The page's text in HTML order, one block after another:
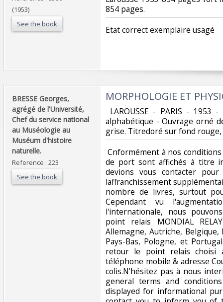
(1953)
See the book
854 pages.‎
‎Etat correct exemplaire usagé‎
‎BRESSE Georges,
agrégé de l'Université,
Chef du service national
au Muséologie au
Muséum d'histoire
naturelle.‎
Reference : 223
See the book
‎MORPHOLOGIE ET
LAROUSSE - PARIS -
alphabétique - Ouvrage orné
grise. Titredoré sur fond rouge,
Cnformément à nos
de port sont affichés à titre
devions vous contacter
laffranchissement
nombre de livres, surtout
Cependant vu
l'internationale, nous
point relais MONDIAL
Allemagne, Autriche,
Pays-Bas, Pologne, et
retour le point relais choisi
téléphone mobile & adresse
colis.N'hésitez pas à nous
general terms and
displayed for informational